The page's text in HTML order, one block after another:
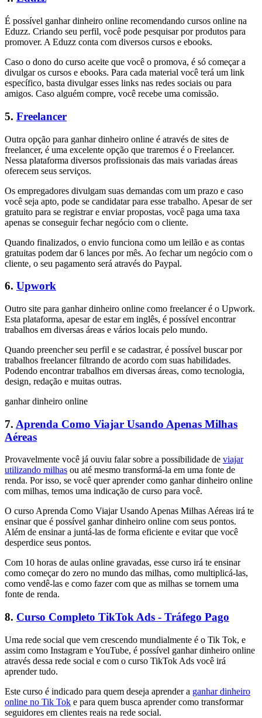
É possível ganhar dinheiro online recomendando cursos online na
Eduzz. Criando seu perfil, você pode pesquisar por produtos para
promover. A Eduzz conta com diversos cursos e ebooks.
Caso o dono do curso aceite que você o promova, é só começar a
divulgar os cursos e ebooks. Para cada material você terá um link
específico, basta divulgar esses links nas redes sociais ou para
amigos. Caso alguém compre, você recebe uma comissão.
5. Freelancer
Outra opção para ganhar dinheiro online é através de sites de
freelancer, é uma excelente opção que traremos é o Freelancer.
Nessa plataforma diversos profissionais das mais variadas áreas
oferecem seus serviços.
Os empregadores divulgam suas demandas com um prazo e caso
você seja apto, pode se candidatar para esse trabalho. Apesar de ser
gratuito para se registrar e enviar propostas, você paga uma taxa
apenas se conseguir fechar negócio com o cliente.
Quando finalizados, o envio funciona como um leilão e as contas
gratuitas podem dar 6 lances por mês. Ao fechar um negócio com o
cliente, o seu pagamento será através do Paypal.
6. Upwork
Outro site para ganhar dinheiro online como freelancer é o Upwork.
Esta plataforma, apesar de estar em inglês, é possível encontrar
trabalhos em diversas áreas e vários locais pelo mundo.
Quando preencher seu perfil e se cadastrar, é possível buscar por
trabalhos freelancer filtrando de acordo com suas habilidades.
Podendo encontrar trabalhos em diversas áreas, como tecnologia,
design, redação e muitas outras.
ganhar dinheiro online
7. Aprenda Como Viajar Usando Apenas Milhas
Aéreas
Provavelmente você já ouviu falar sobre a possibilidade de viajar
utilizando milhas ou até mesmo transformá-la em uma fonte de
renda. Por isso, se você quer aprender como ganhar dinheiro online
com milhas, temos uma indicação de curso para você.
O curso Aprenda Como Viajar Usando Apenas Milhas Aéreas irá te
ensinar que é possível ganhar dinheiro online com seus pontos.
Além de ensinar a juntá-las de forma eficiente e evitar que você
desperdice seus pontos.
Com 10 horas de aulas online gravadas, esse curso irá te ensinar
como começar do zero no mundo das milhas, como multiplicá-las,
como vendê-las e como fazer com que as milhas se tornem uma
fonte de renda.
8. Curso Completo TikTok Ads - Tráfego Pago
Uma rede social que vem crescendo mundialmente é o Tik Tok, e
assim como Instagram e YouTube, é possível ganhar dinheiro online
através dessa rede social e com o curso TikTok Ads você irá
aprender tudo.
Este curso é indicado para quem deseja aprender a ganhar dinheiro
online no Tik Tok e para quem busca aprender como transformar
seguidores em clientes reais na rede social.